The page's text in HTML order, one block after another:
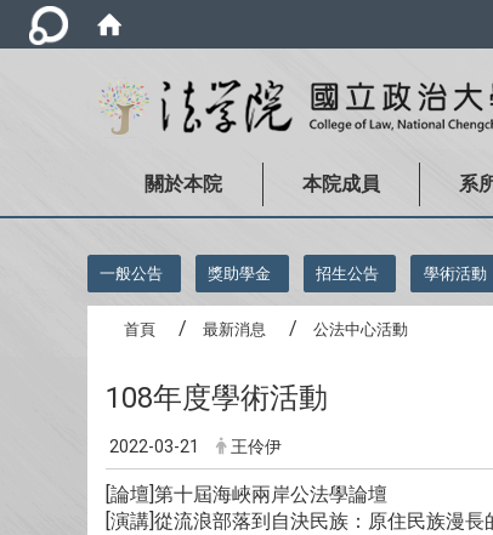
關於本院 本院成員 系
一般公告 獎助學金 招生公告 學術活動
首頁 最新消息 公法中心活動
108年度學術活動
2022-03-21 王伶伊
[論壇]第十屆海峽兩岸公法學論壇
[演講]從流浪部落到自決民族：原住民族漫長